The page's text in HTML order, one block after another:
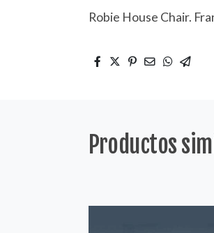
Robie House Chair.
Productos